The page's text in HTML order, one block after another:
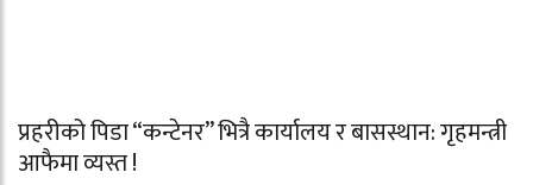
प्रहरीको पिडा “कन्टेनर” भित्रै कार्यालय र बासस्थान: गृहमन्त्री
आफैमा व्यस्त !